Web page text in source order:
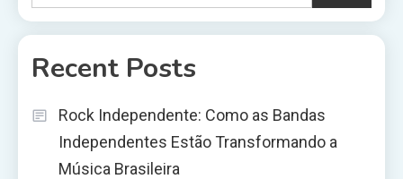
Recent Posts
Rock Independente: Como as Bandas
Independentes Estão Transformando a
Música Brasileira